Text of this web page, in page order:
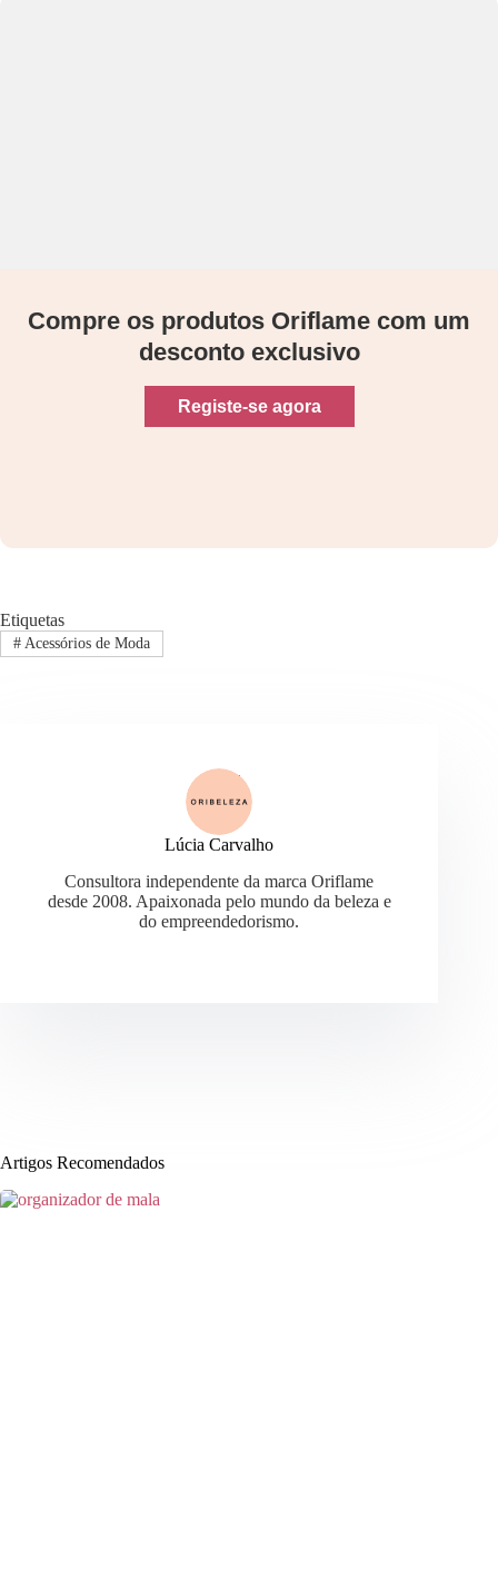
Compre os produtos Oriflame com um
desconto exclusivo
Registe-se agora
Etiquetas
#Acessórios de Moda
Lúcia Carvalho
Consultora independente da marca Oriflame
desde 2008. Apaixonada pelo mundo da beleza e
do empreendedorismo.
Artigos Recomendados